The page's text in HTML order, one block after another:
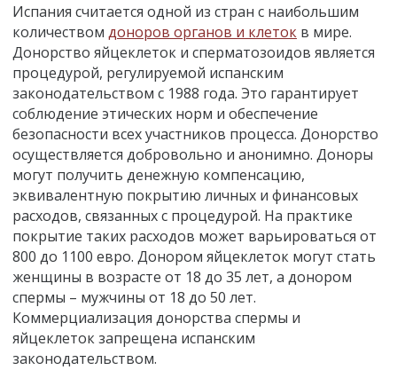
Испания считается одной из стран с наибольшим
количеством доноров органов и клеток в мире.
Донорство яйцеклеток и сперматозоидов является
процедурой, регулируемой испанским
законодательством с 1988 года. Это гарантирует
соблюдение этических норм и обеспечение
безопасности всех участников процесса. Донорство
осуществляется добровольно и анонимно. Доноры
могут получить денежную компенсацию,
эквивалентную покрытию личных и финансовых
расходов, связанных с процедурой. На практике
покрытие таких расходов может варьироваться от
800 до 1100 евро. Донором яйцеклеток могут стать
женщины в возрасте от 18 до 35 лет, а донором
спермы – мужчины от 18 до 50 лет.
Коммерциализация донорства спермы и
яйцеклеток запрещена испанским
законодательством.